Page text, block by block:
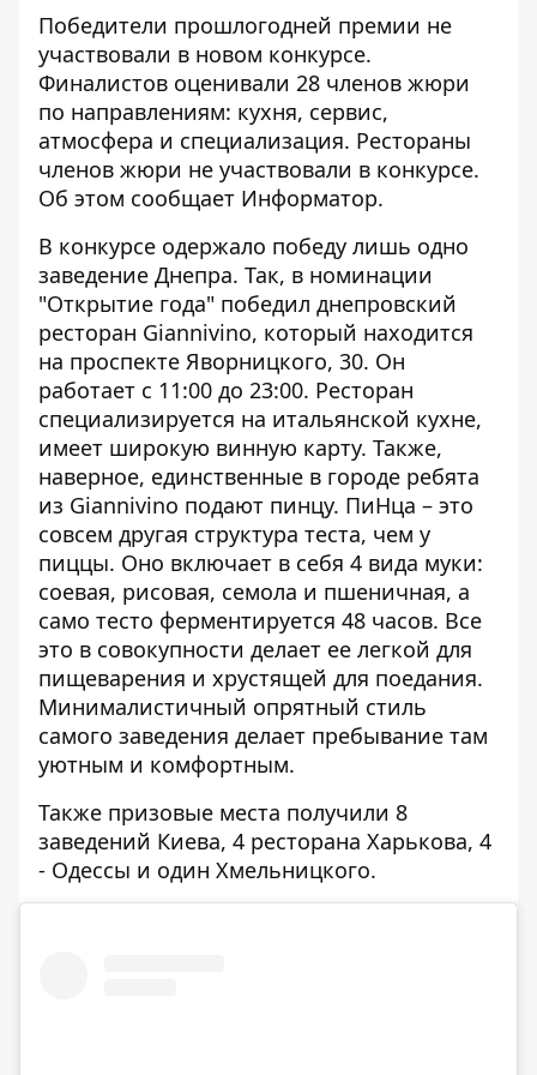
Победители прошлогодней премии не
участвовали в новом конкурсе.
Финалистов оценивали 28 членов жюри
по направлениям: кухня, сервис,
атмосфера и специализация. Рестораны
членов жюри не участвовали в конкурсе.
Об этом сообщает Информатор.
В конкурсе одержало победу лишь одно
заведение Днепра. Так, в номинации
"Открытие года" победил днепровский
ресторан Giannivino, который находится
на проспекте Яворницкого, 30. Он
работает с 11:00 до 23:00. Ресторан
специализируется на итальянской кухне,
имеет широкую винную карту. Также,
наверное, единственные в городе ребята
из Giannivino подают пинцу. ПиНца – это
совсем другая структура теста, чем у
пиццы. Оно включает в себя 4 вида муки:
соевая, рисовая, семола и пшеничная, а
само тесто ферментируется 48 часов. Все
это в совокупности делает ее легкой для
пищеварения и хрустящей для поедания.
Минималистичный опрятный стиль
самого заведения делает пребывание там
уютным и комфортным.
Также призовые места получили 8
заведений Киева, 4 ресторана Харькова, 4
- Одессы и один Хмельницкого.